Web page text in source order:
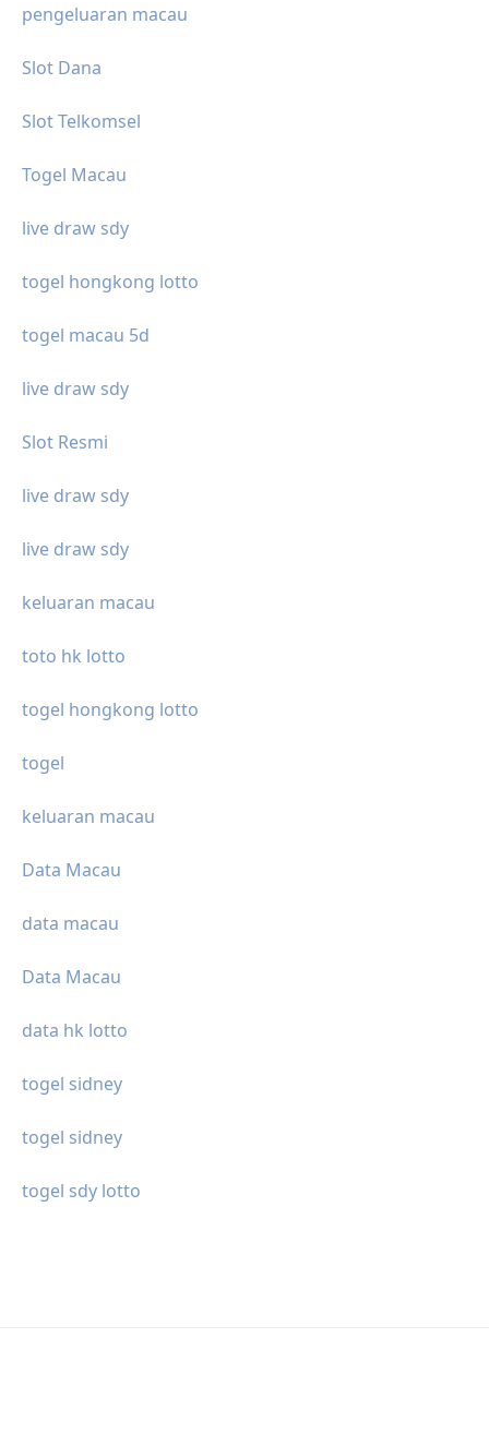
pengeluaran macau
Slot Dana
Slot Telkomsel
Togel Macau
live draw sdy
togel hongkong lotto
togel macau 5d
live draw sdy
Slot Resmi
live draw sdy
live draw sdy
keluaran macau
toto hk lotto
togel hongkong lotto
togel
keluaran macau
Data Macau
data macau
Data Macau
data hk lotto
togel sidney
togel sidney
togel sdy lotto